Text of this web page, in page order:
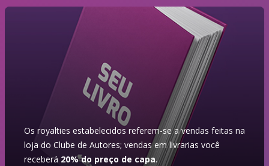
Os royalties estabelecidos referem-se a vendas feitas na
loja do Clube de Autores; vendas em livrarias você
receberá 20% do preço de capa.